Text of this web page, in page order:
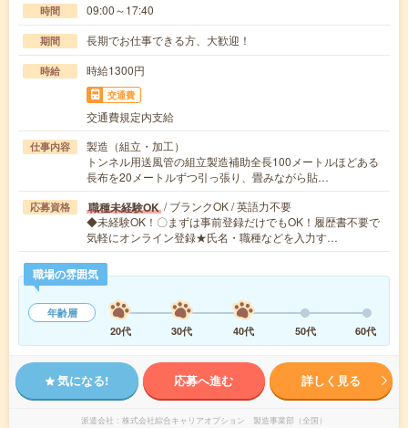
時間 09:00～17:40
期間 長期でお仕事できる方、大歓迎！
時給 時給1300円
交通費
交通費規定内支給
仕事内容
製造（組立・加工）
トンネル用送風管の組立製造補助全長100メートルほどある
長布を20メートルずつ引っ張り、畳みながら貼…
応募資格 職種未経験OK / ブランクOK / 英語力不要
◆未経験OK！〇まずは事前登録だけでもOK！履歴書不要で
気軽にオンライン登録★氏名・職種などを入力す…
職場の雰囲気
年齢層
20代
30代 40代 50代 60代
気になる! 応募へ進む 詳しく見る
派遣会社 株式会社綜合キャリアオプション 製造事業部（全国）